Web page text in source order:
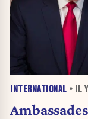
INTERNATIONAL • IL